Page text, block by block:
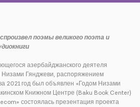
поэмы великого поэта и
азербайджанского деятеля
Низами Гянджеви, распоряжением
2021 год был объявлен «Годом Низами
Книжном Центре (Baku Book Center)
состоялась презентация проекта